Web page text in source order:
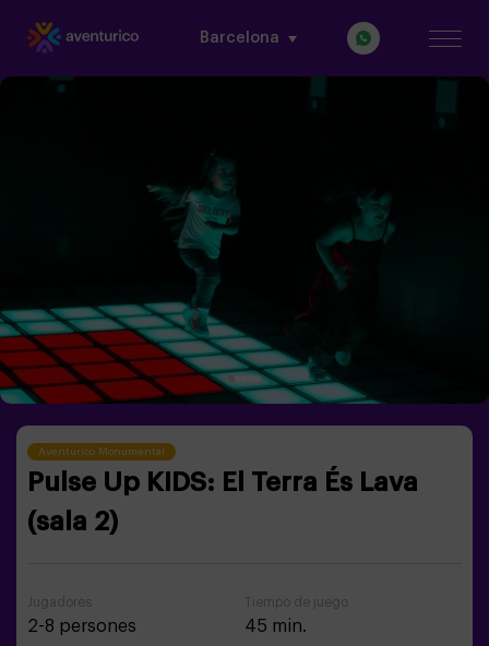
Barcelona
Aventurico Monumental
Pulse Up KIDS: El Terra És Lava
(sala 2)
Jugadores
2-8 persones
Tiempo de juego
45 min.